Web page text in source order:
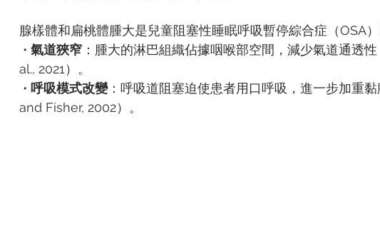
腺樣體和扁桃體腫大是兒童阻塞性睡眠呼吸暫停綜合症（OSA
• 氣道狹窄 ：腫大的淋巴組織佔據咽喉部空間，減少氣道通透
al., 2021）。
• 呼吸模式改變：呼吸道阻塞迫使患者用口呼吸，進一步加重
and Fisher, 2002）。